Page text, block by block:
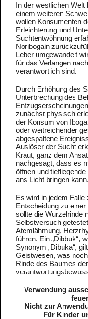
In der westlichen
einem weiteren
wollen Konsumenten
Erleichterung und
Suchtentwöhnung
Noribogain
Leber umgewandelt
für das Verlangen
verantwortlich sind.
Durch Erhöhung des
Unterbrechung des
zunächst physisch
der Konsum von
oder weitreichender
abgespaltene
Auslöser der Sucht
Kraut, ganz dem
nachgesagt, dass es
öffnen und
ans Licht bringen kann.
Es wird in jedem Falle
Entscheidung zu
sollte die Wurzelrinde
Selbstversuch
Atemlähmung,
führen. Ein „Dibbuk“,
Synonym „Dibuka“,
Geistwesen, was
Rinde des Baumes
Verwendung
Nicht zur
Für Kinder